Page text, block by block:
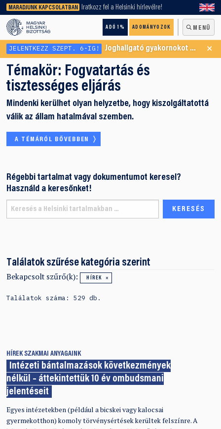
MARADJUNK KAPCSOLATBAN Iratkozz fel a Helsinki hírlevélre!
ADÓ 1% ADOMÁNYOZOK MENÜ
keresőnket!
JELENTKEZZ SZEPT. 6-IG! Joghallgató gyakornokot keresünk Menekültügyi Programunkba ×
Témakör: Fogvatartás és
tisztességes eljárás
Mindenki kerülhet olyan helyzetbe, hogy kiszolgáltatottá
válik az állam hatalmával szemben.
A TÉMÁRÓL BŐVEBBEN
Régebbi tartalmat vagy dokumentumot keresel?
Használd a keresőnket!
Találatok szűrése kategória szerint
Bekapcsolt szűrő(k): HÍREK
Találatok száma: 529 db.
HÍREK SZAKMAI ANYAGAINK
Intézeti bántalmazások következmények
nélkül – áttekintettük 10 év ombudsmani
jelentéseit
Egyes intézetekben (például a bicskei vagy kalocsai
gyermekotthon) komoly törvénysértések kerültek felszínre. A